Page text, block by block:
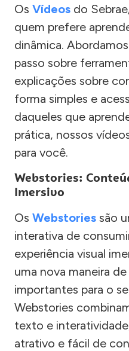
Os Vídeos do
quem prefere
dinâmica.
passo sobre
explicações sobre
forma simples e
daqueles que
prática, nossos
para você.
Webstories:
Imersivo
Os Webstories são
interativa de
experiência visual
uma nova maneira
importantes para o
Webstories
texto e
atrativo e fácil de